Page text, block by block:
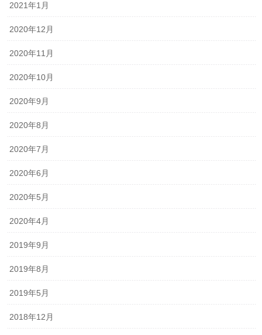
2021年1月
2020年12月
2020年11月
2020年10月
2020年9月
2020年8月
2020年7月
2020年6月
2020年5月
2020年4月
2019年9月
2019年8月
2019年5月
2018年12月